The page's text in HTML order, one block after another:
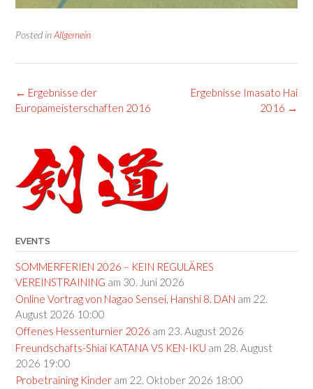
Posted inAllgemein
Post
navigation
Ergebnisse Imasato Hai
2016 →
← Ergebnisse der
Europameisterschaften 2016
EVENTS
SOMMERFERIEN 2026 – KEIN REGULÄRES
VEREINSTRAINING am 30. Juni 2026
Online Vortrag von Nagao Sensei, Hanshi 8. DAN am 22.
August 2026 10:00
Offenes Hessenturnier 2026 am 23. August 2026
Freundschafts-Shiai KATANA VS KEN-IKU am 28. August
2026 19:00
Probetraining Kinder am 22. Oktober 2026 18:00